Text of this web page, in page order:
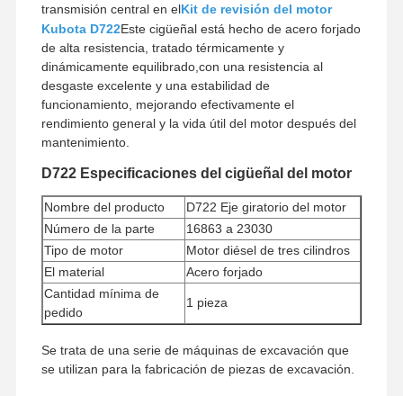
transmisión central en elKit de revisión del motor
Kubota D722Este cigüeñal está hecho de acero forjado
de alta resistencia, tratado térmicamente y
dinámicamente equilibrado,con una resistencia al
desgaste excelente y una estabilidad de
funcionamiento, mejorando efectivamente el
rendimiento general y la vida útil del motor después del
mantenimiento.
D722 Especificaciones del cigüeñal del motor
Nombre del producto
D722 Eje giratorio del motor
Número de la parte
16863 a 23030
Tipo de motor
Motor diésel de tres cilindros
El material
Acero forjado
Cantidad mínima de
pedido
1 pieza
Método de pago
de servicios de
telecomunicaciones, el
Se trata de una serie de máquinas de excavación que
se utilizan para la fabricación de piezas de excavación.